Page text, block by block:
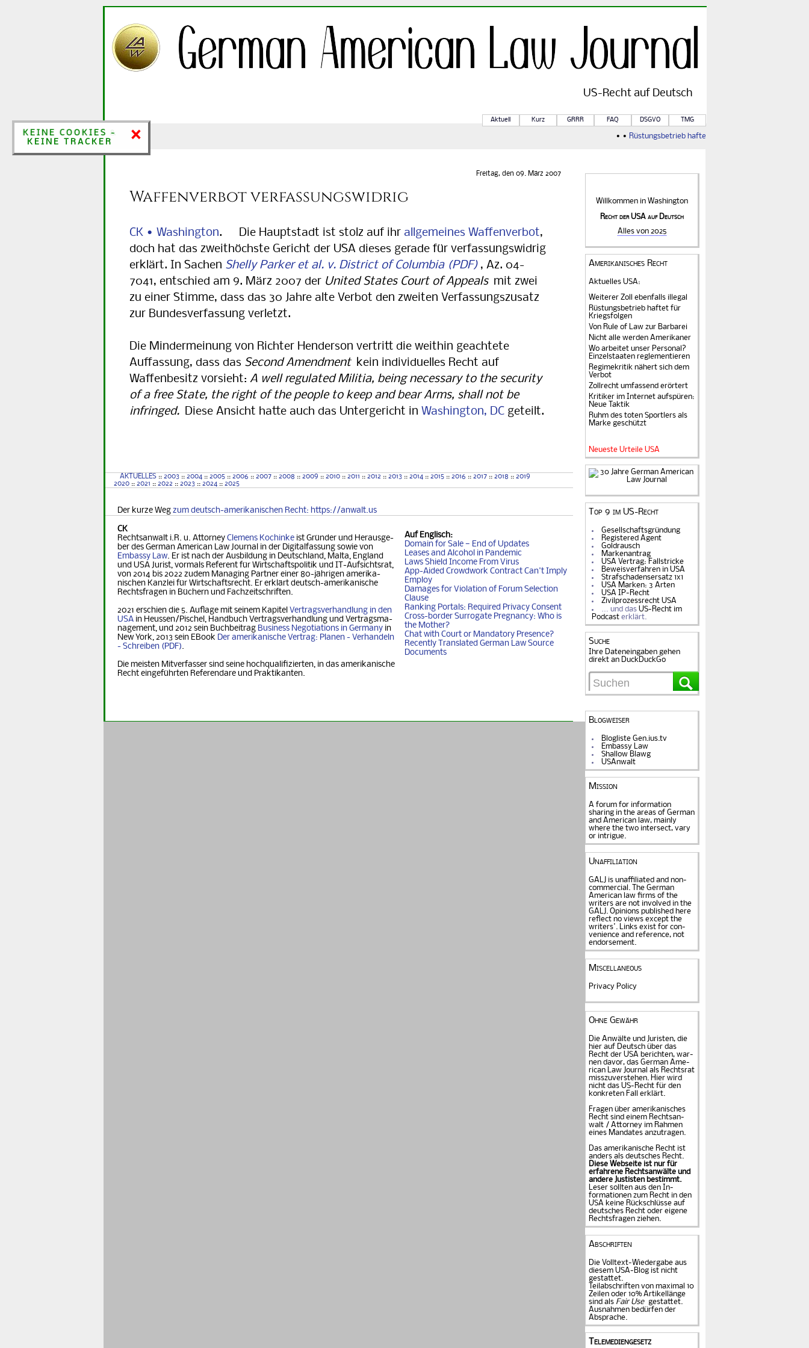
×
KEINE COOKIES &
KEINE TRACKER
US-Rechtauf Deutsch
Aktuell Kurz GRRR FAQ DSGVO TMG
• • Rüstungsbetrieb haftet für Kriegsfolgen
Freitag, den 09. März 2007
Waffenverbot verfassungswidrig
CK • Washington. Die Hauptstadt ist stolz auf ihr allgemeines Waffenverbot,
doch hat das zweithöchste Gericht der USA dieses gerade für verfassungswidrig
erklärt. In Sachen Shelly Parker et al. v. District of Columbia
, Az. 04-
7041, entschied am 9. März 2007 der United States Court of Appeals mit zwei
zu einer Stimme, dass das 30 Jahre alte Verbot den zweiten Verfassungszusatz
zur Bundesverfassung verletzt.
Die Mindermeinung von Richter Henderson vertritt die weithin geachtete
Auffassung, dass das Second Amendment kein individuelles Recht auf
Waffenbesitz vorsieht: A well regulated Militia, being necessary to the security
of a free State, the right of the people to keep and bear Arms, shall not be
infringed. Diese Ansicht hatte auch das Untergericht in Washington, DC geteilt.
AKTUELLES :: 2003 :: 2004 :: 2005 :: 2006 :: 2007 :: 2008 :: 2009 :: 2010 :: 2011 :: 2012 :: 2013 :: 2014 :: 2015 :: 2016 :: 2017 :: 2018 :: 2019
2020 :: 2021 :: 2022 :: 2023 :: 2024 :: 2025
Der kurze Weg zum deutsch-amerikanischen Recht: https://anwalt.us
Auf Englisch:
Domain for Sale — End of Updates
Leases and Alcohol in Pandemic
Laws Shield Income From Virus
App-Aided Crowdwork Contract Can't Imply
Employ
Damages for Violation of Forum Selection
Clause
Ranking Portals: Required Privacy Consent
Cross-border Surrogate Pregnancy: Who is
the Mother?
Chat with Court or Mandatory Presence?
Recently Translated German Law Source
Documents
CK
Rechtsanwalt i.R. u. Attorney Clemens Kochinke ist Gründer und Her­aus­ge­
ber des German Ame­ri­can Law Journal in der Digitalfassung so­wie von
Embassy Law. Er ist nach der Ausbildung in Deutschland, Mal­ta, Eng­land
und USA Jurist, vormals Referent für Wirt­schafts­politik und IT-Auf­sichtsrat,
von 2014 bis 2022 zudem Managing Part­ner einer 80-jäh­ri­gen ame­ri­ka­
nischen Kanzlei für Wirtschaftsrecht. Er erklärt deutsch-ame­ri­ka­ni­sche
Rechts­fra­gen in Büchern und Fachzeitschriften.
2021 erschien die 5. Auflage mit seinem Kapitel Vertragsverhandlung in den
USA in Heus­sen/Pischel, Handbuch Vertragsverhandlung und Ver­trags­ma­
na­ge­ment, und 2012 sein Buchbeitrag Business Nego­ti­ati­ons in Ger­ma­ny in
New York, 2013 sein EBook Der ame­ri­ka­ni­sche Vertrag: Planen - Ver­han­deln
- Schreiben
.
Die meisten Mitverfasser sind seine hochqualifizierten, in das amerikanische
Recht eingeführten Referendare und Praktikanten.
Willkommen in Washington
Recht der USA auf Deutsch
Alles von 2025
Amerikanisches Recht
Aktuelles USA:
Weiterer Zoll ebenfalls illegal
Rüstungsbetrieb haftet für
Kriegsfolgen
Von Rule of Law zur Barbarei
Nicht alle werden Amerikaner
Wo arbeitet unser Personal?
Einzelstaaten reglementieren
Regimekritik nähert sich dem
Verbot
Zollrecht umfassend erörtert
Kritiker im Internet aufspüren:
Neue Taktik
Ruhm des toten Sportlers als
Marke geschützt
Neueste Urteile USA
Top 9 im US-Recht
Gesellschaftsgründung
Registered Agent
Goldrausch
Markenantrag
USA Vertrag: Fallstricke
Beweisverfahren in USA
Strafschadensersatz 1x1
USA Marken: 3 Arten
USA IP-Recht
Zivilprozessrecht USA
… und dasUS-Recht im
Podcast erklärt.
Suche
Ihre Dateneingaben gehen
direkt an DuckDuckGo
Blogweiser
Blogliste Gen.ius.tv
Embassy Law
Shallow Blawg
USAnwalt
Mission
A forum for information
sharing in the areas of German
and American law, mainly
where the two intersect, vary
or intrigue.
Unaffiliation
GALJ is unaffiliated and non-
commercial. The Ger­man
American law firms of the
writers are not in­volved in the
GALJ. Opi­nions published here
reflect no views except the
writers'. Links exist for con­
venience and refe­rence, not
endorse­ment.
Miscellaneous
Privacy Policy
Ohne Gewähr
Die Anwälte und Juristen, die
hier auf Deutsch über das
Recht der USA be­rich­ten, war­
nen davor, das German Ame­
rican Law Journal als Rechts­rat
miss­zu­verstehen. Hier wird
nicht das US-Recht für den
konkreten Fall er­klärt.
Fragen über amerika­ni­sches
Recht sind einem Rechts­an­
walt / Attorney im Rahmen
eines Mandates an­zu­tragen.
Das amerikanische Recht ist
anders als deutsches Recht.
Diese Webseite ist nur für
erfahrene Rechtsanwälte und
andere Justisten be­stimmt.
Leser sollten aus den In­
formationen zum Recht in den
USA keine Rückschlüsse auf
deutsches Recht oder eigene
Rechtsfragen ziehen.
Abschriften
Die Volltext-Wiedergabe aus
diesem USA-Blog ist nicht
gestattet.
Teilabschriften von maximal 10
Zeilen oder 10% Artikellänge
sind als Fair Use
gestattet.
Ausnahmen bedürfen der
Absprache.
Telemediengesetz
×
KEINE COOKIES -
KEINE TRACKER